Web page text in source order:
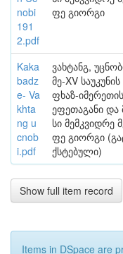
nobi
191
2.pdf
ფე გიორგი
Kaka
badz
e- Va
khta
ng u
cnob
i.pdf
ვახტანგ,
მე-XV საუკუნის
ფხაზ-
ეფეთაგანი და
სი მემკვიდრე
ფე გიორგი
ქსტებული)
Show full item record
Items in DSpace are